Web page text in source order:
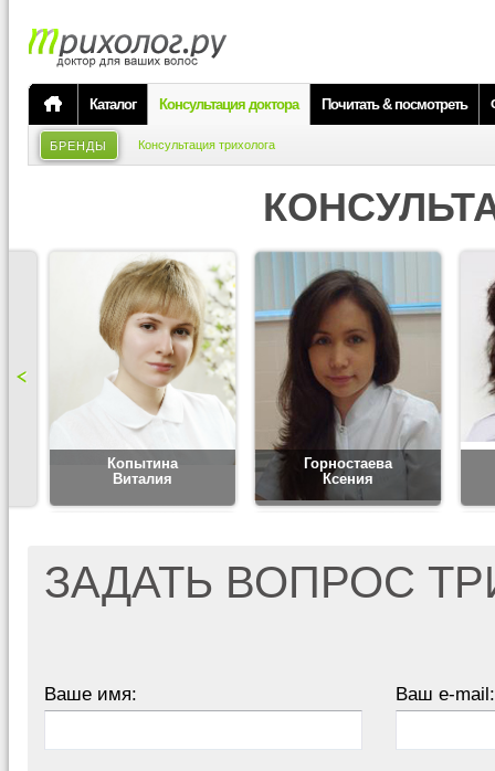
Каталог Консультация доктора Почитать & посмотреть
БРЕНДЫ Консультация трихолога
Копытина
Виталия
Горностаева
Ксения
ЗАДАТЬ ВОПРОС
Ваше имя: Ваш e-mail: